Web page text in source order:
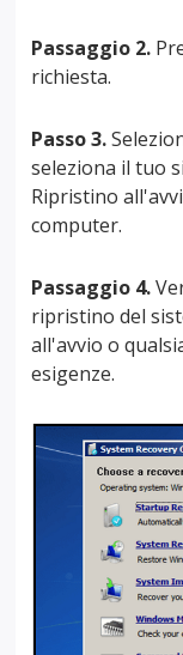
Passaggio 2.
richiesta.
Passo 3.
seleziona il tuo
Ripristino
computer.
Passaggio 4.
ripristino del
all'avvio o
esigenze.